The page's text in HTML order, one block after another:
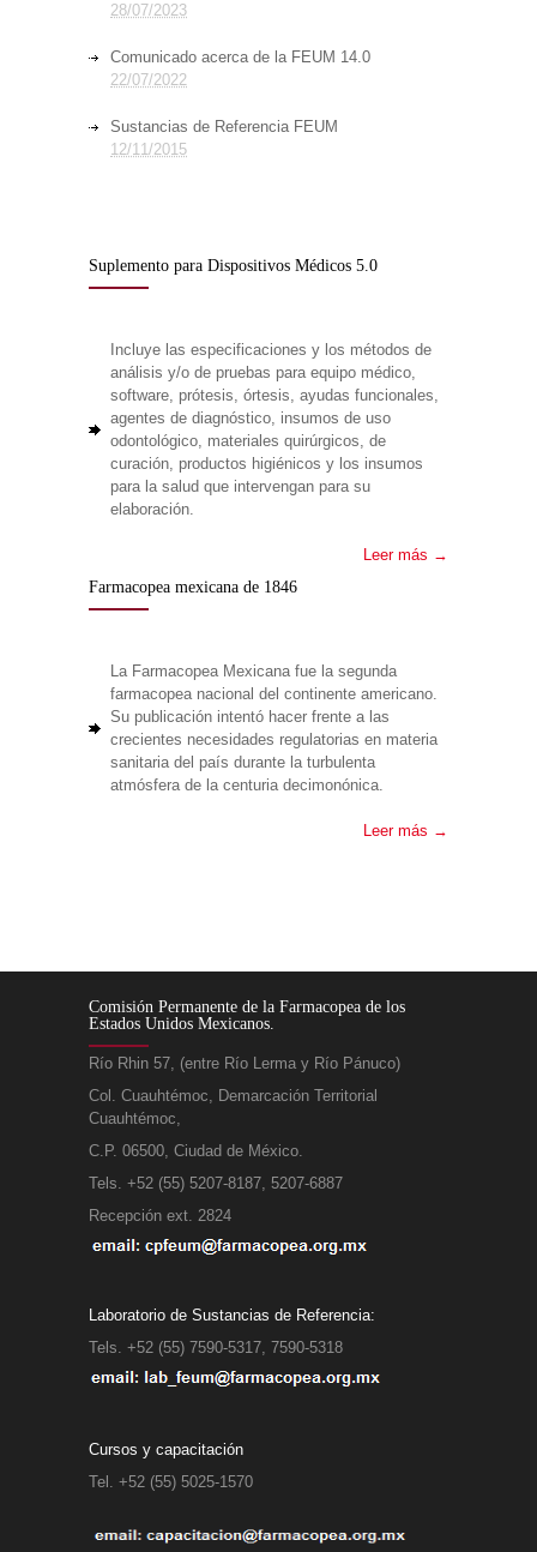
28/07/2023
Comunicado acerca de la FEUM 14.0
22/07/2022
Sustancias de Referencia FEUM
12/11/2015
Suplemento para Dispositivos Médicos 5.0
Incluye las especificaciones y los métodos de
análisis y/o de pruebas para equipo médico,
software, prótesis, órtesis, ayudas funcionales,
agentes de diagnóstico, insumos de uso
odontológico, materiales quirúrgicos, de
curación, productos higiénicos y los insumos
para la salud que intervengan para su
elaboración.
Leer más →
Farmacopea mexicana de 1846
La Farmacopea Mexicana fue la segunda
farmacopea nacional del continente americano.
Su publicación intentó hacer frente a las
crecientes necesidades regulatorias en materia
sanitaria del país durante la turbulenta
atmósfera de la centuria decimonónica.
Leer más →
Comisión Permanente de la Farmacopea de los
Estados Unidos Mexicanos.
Río Rhin 57, (entre Río Lerma y Río Pánuco)
Col. Cuauhtémoc, Demarcación Territorial
Cuauhtémoc,
C.P. 06500, Ciudad de México.
Tels. +52 (55) 5207-8187, 5207-6887
Recepción ext. 2824
Laboratorio de Sustancias de Referencia:
Tels. +52 (55) 7590-5317, 7590-5318
Cursos y capacitación
Tel. +52 (55) 5025-1570